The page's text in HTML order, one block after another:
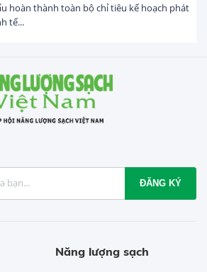
FDI đăng ký vào Việt Nam đạt gần 25 tỷ
5 tháng...
ĐĂNG KÝ
Năng lượng sạch